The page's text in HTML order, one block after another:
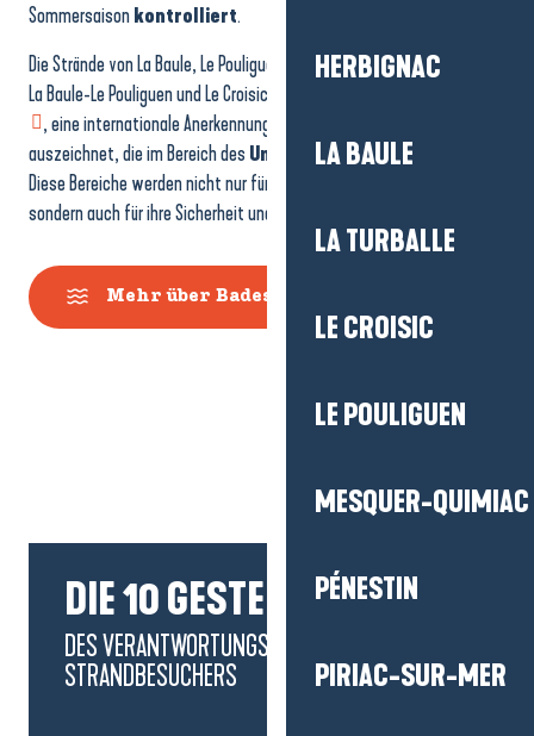
HERBIGNAC
LA BAULE
LA TURBALLE
LE CROISIC
LE POULIGUEN
MESQUER-QUIMIAC
PÉNESTIN
PIRIAC-SUR-MER
Sommersaisonkontrolliert.
Die Strände von La Baule, Le Pouliguen und La Turballe sowie die Häfen
La Baule-Le Pouliguen und Le Croisic tragen das Label
, eine internationale Anerkennung, die Strände und Häfen
auszeichnet, die im Bereich des Umweltschutzes vorbildlich sind.
Diese Bereiche werden nicht nur für die Qualität ihres Badewassers,
sondern auch für ihre Sicherheit und Zugänglichkeit für alle anerkannt!
Mehr über Badestellen
DIE 10 GESTEN
DES VERANTWORTUNGSBEWUSSTEN
STRANDBESUCHERS